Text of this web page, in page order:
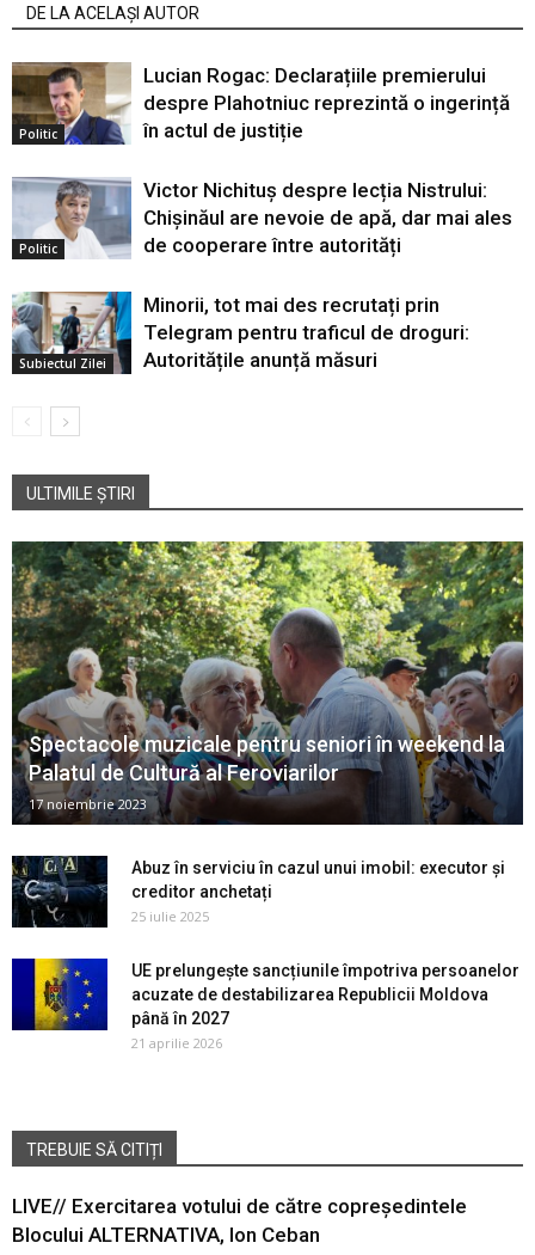
DE LA ACELAȘI AUTOR
Politic
Lucian Rogac: Declarațiile premierului
despre Plahotniuc reprezintă o ingerință
în actul de justiție
Politic
Victor Nichituș despre lecția Nistrului:
Chișinăul are nevoie de apă, dar mai ales
de cooperare între autorități
Subiectul Zilei
Minorii, tot mai des recrutați prin
Telegram pentru traficul de droguri:
Autoritățile anunță măsuri
ULTIMILE ȘTIRI
Spectacole muzicale pentru seniori în weekend la
Palatul de Cultură al Feroviarilor
17 noiembrie 2023
Abuz în serviciu în cazul unui imobil: executor și
creditor anchetați
25 iulie 2025
UE prelungește sancțiunile împotriva persoanelor
acuzate de destabilizarea Republicii Moldova
până în 2027
21 aprilie 2026
TREBUIE SĂ CITIȚI
LIVE// Exercitarea votului de către copreședintele
Blocului ALTERNATIVA, Ion Ceban